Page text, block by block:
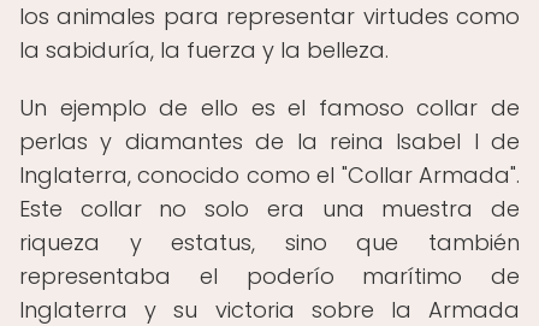
los animales para representar virtudes como
la sabiduría, la fuerza y la belleza.
Un ejemplo de ello es el famoso collar de
perlas y diamantes de la reina Isabel I de
Inglaterra, conocido como el "Collar Armada".
Este collar no solo era una muestra de
riqueza y estatus, sino que también
representaba el poderío marítimo de
Inglaterra y su victoria sobre la Armada